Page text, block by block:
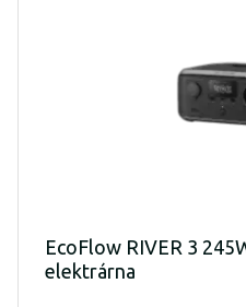
EcoFlow RIVER 3
elektrárna